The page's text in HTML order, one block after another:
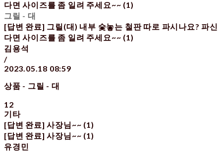
다면 사이즈를 좀 일려 주세요~~ (1)
그릴 - 대
[답변 완료] 그릴(대) 내부 숯놓는 철판 따로 파시나요? 파신
다면 사이즈를 좀 일려 주세요~~ (1)
김용석
/
2023.05.18 08:59
상품 - 그릴 - 대
12
기타
[답변 완료] 사장님~~ (1)
[답변 완료] 사장님~~ (1)
유경민